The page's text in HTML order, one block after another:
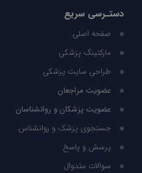
دستـرسی سریع
صفحه اصلی
مارکتینگ پزشکی
طراحی سایت پزشکی
عضویت مراجعان
عضویت پزشکان و روانشناسان
جستجوی پزشک و روانشناس
پرسش و پاسخ
سوالات متدوال